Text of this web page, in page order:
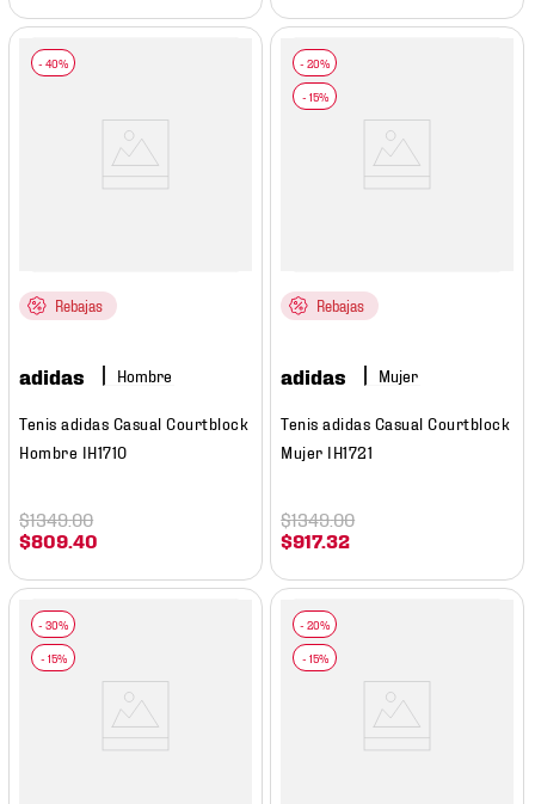
Rebajas
adidas Hombre
Tenis adidas Casual Courtblock
Hombre IH1710
$809 .40
$1349.00
Rebajas
adidas Mujer
Tenis adidas Casual Courtblock
Mujer IH1721
$917.32
$1349.00